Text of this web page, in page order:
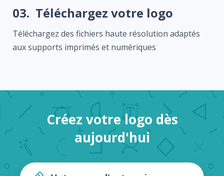
03. Téléchargez votre logo
Téléchargez des fichiers haute résolution adaptés
aux supports imprimés et numériques
Créez votre logo dès
aujourd'hui